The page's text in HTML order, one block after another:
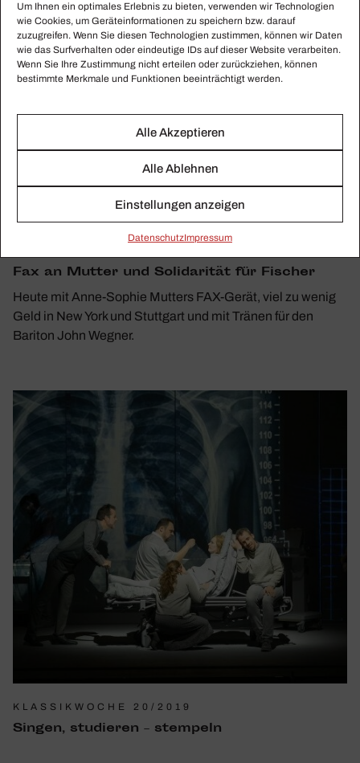
Um Ihnen ein optimales Erlebnis zu bieten, verwenden wir Technologien
wie Cookies, um Geräteinformationen zu speichern bzw. darauf
zuzugreifen. Wenn Sie diesen Technologien zustimmen, können wir Daten
wie das Surfverhalten oder eindeutige IDs auf dieser Website verarbeiten.
Wenn Sie Ihre Zustimmung nicht erteilen oder zurückziehen, können
bestimmte Merkmale und Funktionen beeinträchtigt werden.
Alle Akzeptieren
Alle Ablehnen
Einstellungen anzeigen
Daten­schutzImpressum
Fax an Mutter und Soli­da­rität für Fischer
Heute mit Anne-Sophie Mutters FAX-Gerät, viel zu wenig
Geld in New York und Stutt­gart und mit Tränen für den
Bariton John Wegner.
KLASSIKWOCHE 20/2019
Singen, studieren – stem­peln